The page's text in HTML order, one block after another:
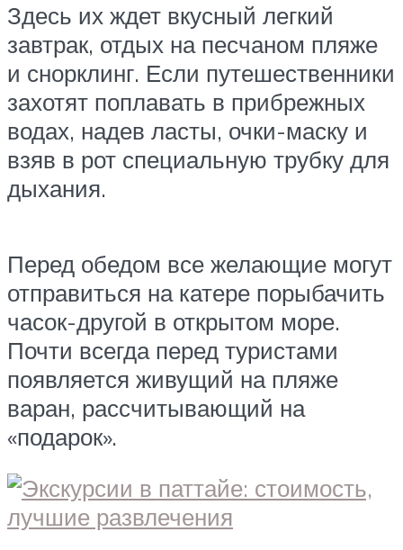
Здесь их ждет вкусный легкий
завтрак, отдых на песчаном пляже
и снорклинг. Если путешественники
захотят поплавать в прибрежных
водах, надев ласты, очки-маску и
взяв в рот специальную трубку для
дыхания.
Перед обедом все желающие могут
отправиться на катере порыбачить
часок-другой в открытом море.
Почти всегда перед туристами
появляется живущий на пляже
варан, рассчитывающий на
«подарок».